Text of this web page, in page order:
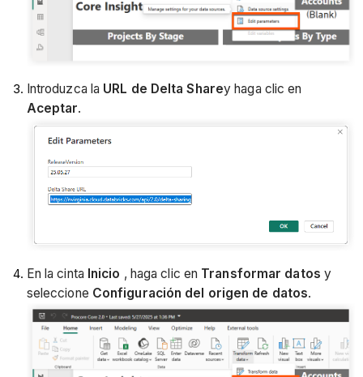
Introduzca la URL de Delta Sharey haga clic en
Aceptar.
En la cinta Inicio , haga clic en Transformar datos y
seleccione Configuración del origen de datos.